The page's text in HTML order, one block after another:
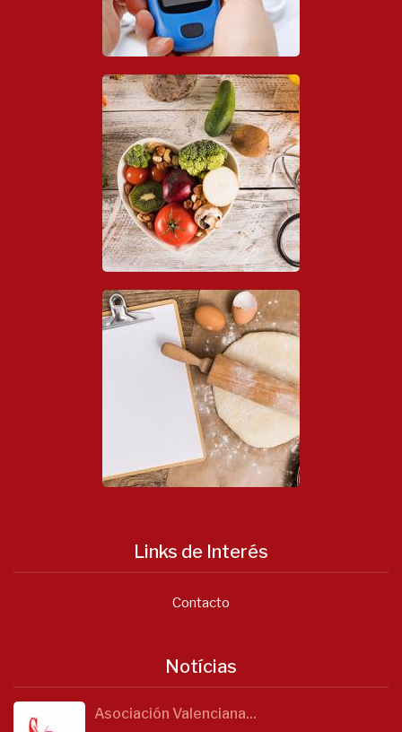
Links de Interés
Contacto
Notícias
Asociación Valenciana...